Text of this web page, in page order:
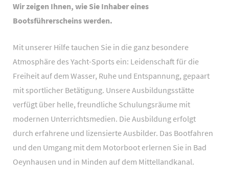
Wir zeigen Ihnen, wie Sie Inhaber eines
Bootsführerscheins werden.
Mit unserer Hilfe tauchen Sie in die ganz besondere
Atmosphäre des Yacht-Sports ein: Leidenschaft für die
Freiheit auf dem Wasser, Ruhe und Entspannung, gepaart
mit sportlicher Betätigung. Unsere Ausbildungsstätte
verfügt über helle, freundliche Schulungsräume mit
modernen Unterrichtsmedien. Die Ausbildung erfolgt
durch erfahrene und lizensierte Ausbilder. Das Bootfahren
und den Umgang mit dem Motorboot erlernen Sie in Bad
Oeynhausen und in Minden auf dem Mittellandkanal.